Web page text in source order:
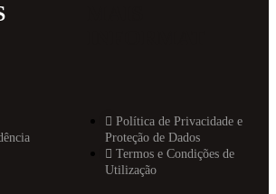
Política de Privacidade e
Proteção de Dados
Termos e Condições de
Utilização